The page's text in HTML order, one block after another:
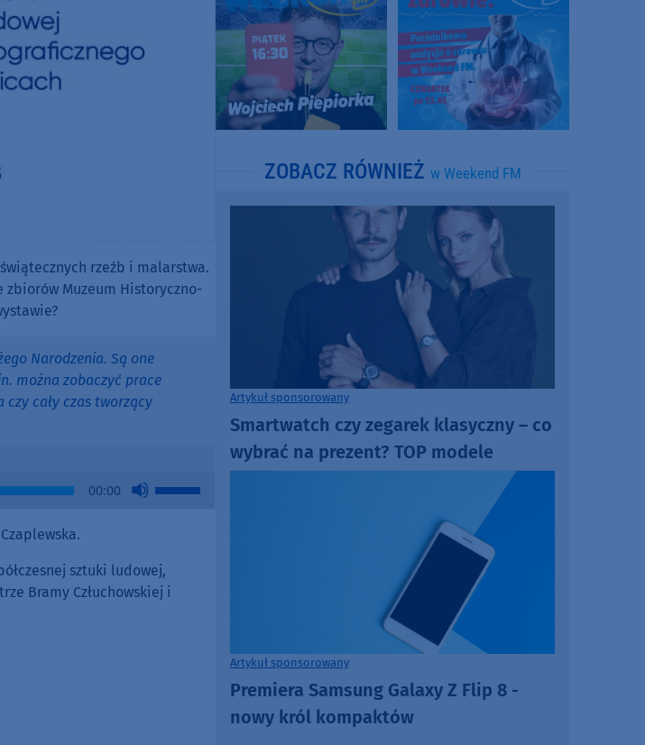
rzeźb i malarstwa.
zbiorów Muzeum Historyczno-
Narodzenia. Są one
można zobaczyć prace
czy cały czas tworzący
00:00
Use
to
increase
sztuki ludowej,
Bramy Człuchowskiej i
ZOBACZ RÓWNIEŻ w Weekend FM
Artykuł sponsorowany
Smartwatch czy zegarek klasyczny – co
wybrać na prezent? TOP modele
Artykuł sponsorowany
Premiera Samsung Galaxy Z Flip 8 -
nowy król kompaktów